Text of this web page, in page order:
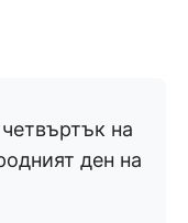
на
ден на